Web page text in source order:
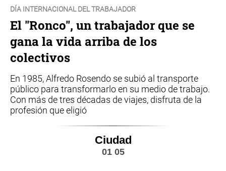
DÍA INTERNACIONAL DEL TRABAJADOR
El "Ronco", un trabajador que se
gana la vida arriba de los
colectivos
En 1985, Alfredo Rosendo se subió al transporte
público para transformarlo en su medio de trabajo.
Con más de tres décadas de viajes, disfruta de la
profesión que eligió
Ciudad
01 05